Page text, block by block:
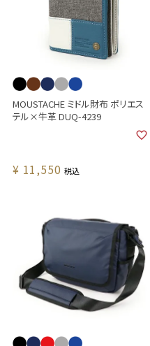
MOUSTACHE ミドル財布 ポリエス
テル×牛革 DUQ-4239
¥ 11,550 税込